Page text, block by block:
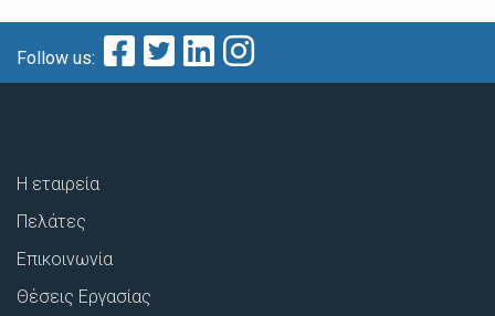
Follow us:
Η εταιρεία
Πελάτες
Επικοινωνία
Θέσεις Εργασίας